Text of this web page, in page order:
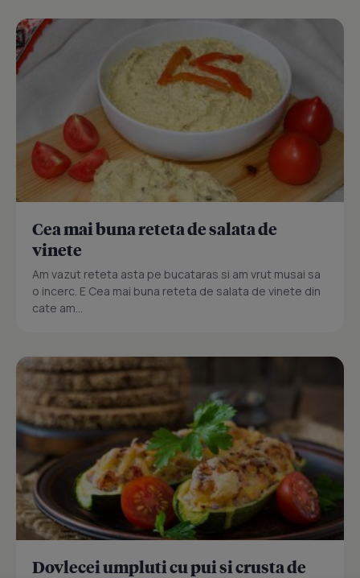
Cea mai buna reteta de salata de
vinete
Am vazut reteta asta pe bucataras si am vrut musai sa
o incerc. E Cea mai buna reteta de salata de vinete din
cate am...
Dovlecei umpluti cu pui si crusta de